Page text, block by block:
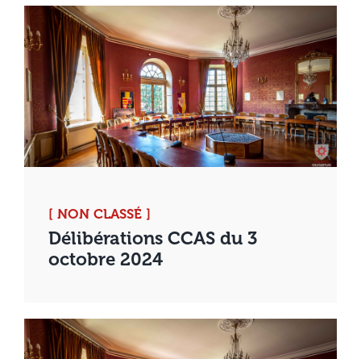
[ NON CLASSÉ ]
Délibérations CCAS du 3
octobre 2024